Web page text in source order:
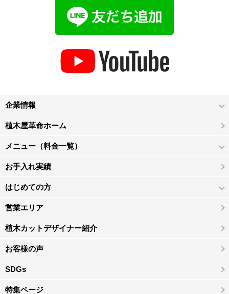
企業情報
植木屋革命ホーム
メニュー（料金一覧）
お手入れ実績
はじめての方
営業エリア
植木カットデザイナー紹介
お客様の声
SDGs
特集ページ